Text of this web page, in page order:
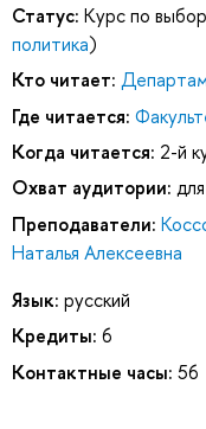
Статус: Курс по
политика)
Кто читает:
Где читается:
Когда читается: 2-й
Охват аудитории:
Преподаватели:
Наталья Алексеевна
Язык: русский
Кредиты: 6
Контактные часы: 56